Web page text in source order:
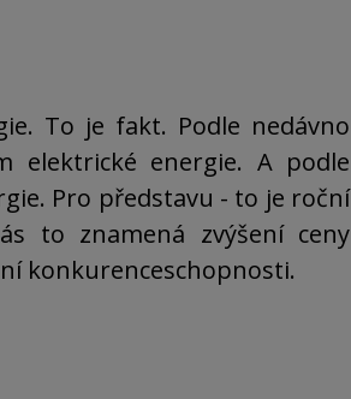
To je fakt. Podle nedávno
elektrické energie. A podle
Pro představu - to je roční
to znamená zvýšení ceny
konkurenceschopnosti.